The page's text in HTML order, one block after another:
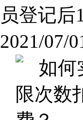
员登记
2021/07/